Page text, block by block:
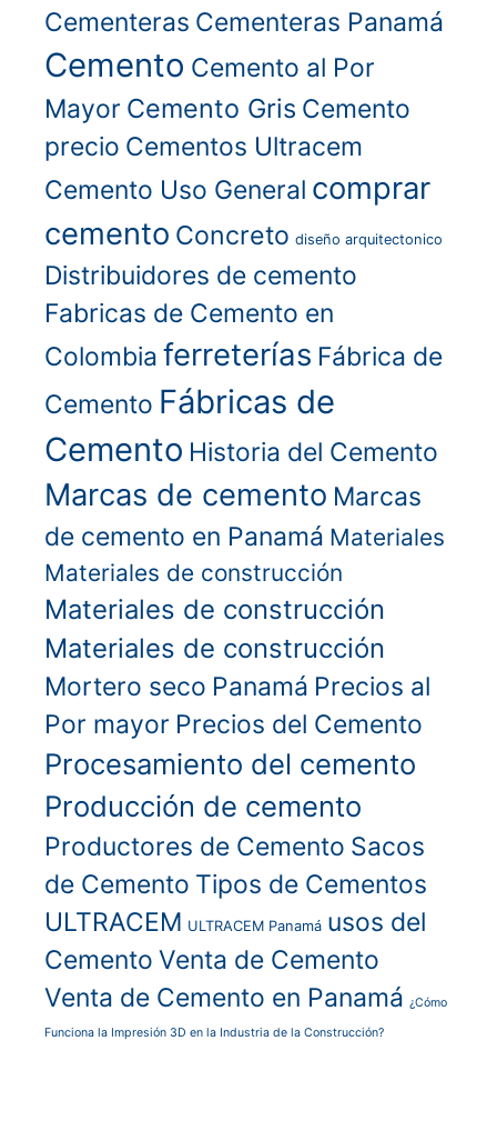
Cementeras Cementeras Panamá
Cemento Cemento al Por
Mayor Cemento Gris Cemento
precio Cementos Ultracem
Cemento Uso General comprar
cemento Concreto diseño arquitectonico
Distribuidores de cemento
Fabricas de Cemento en
Colombia ferreterías Fábrica de
Cemento Fábricas de
Cemento Historia del Cemento
Marcas de cemento Marcas
de cemento en Panamá Materiales
Materiales de construcción
Materiales de construcción
Materiales de construcción
Mortero seco Panamá Precios al
Por mayor Precios del Cemento
Procesamiento del cemento
Producción de cemento
Productores de Cemento Sacos
de Cemento Tipos de Cementos
ULTRACEM ULTRACEM Panamá usos del
Cemento Venta de Cemento
Venta de Cemento en Panamá ¿Cómo
Funciona la Impresión 3D en la Industria de la Construcción?